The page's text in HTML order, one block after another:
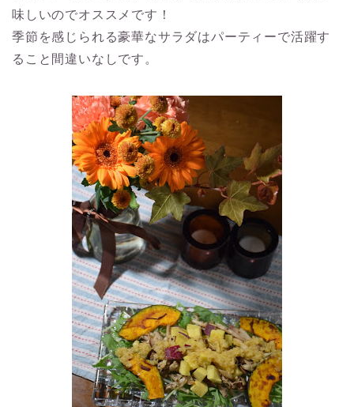
味しいのでオススメです！
季節を感じられる豪華なサラダはパーティーで活躍す
ること間違いなしです。